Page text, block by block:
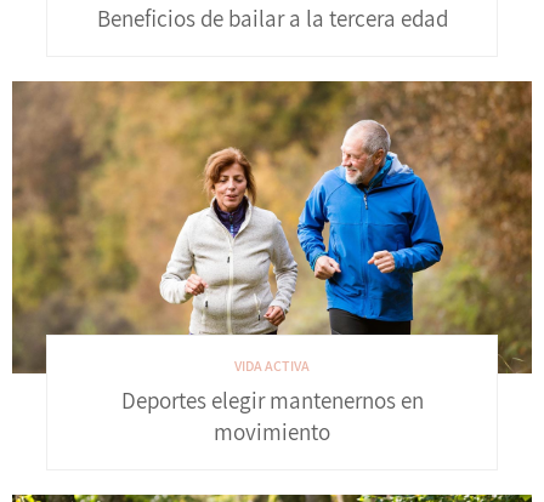
Beneficios de bailar a la tercera edad
VIDA ACTIVA
Deportes elegir mantenernos en
movimiento